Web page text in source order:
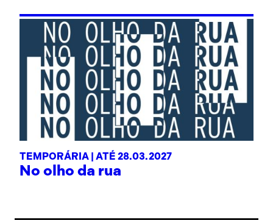
TEMPORÁRIA | ATÉ 28.03.2027
No olho da rua